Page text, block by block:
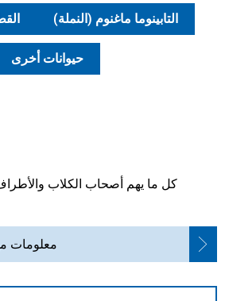
التابينوما ماغنوم (النملة)
حيوانات أخرى
كل ما يهم أصحاب الكلاب
معلومات